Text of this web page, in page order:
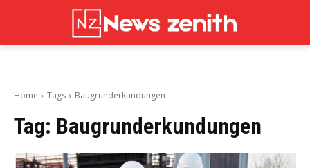
Home Tags Baugrunderkundungen
Tag: Baugrunderkundungen